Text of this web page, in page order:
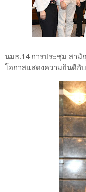
นมธ.14 การประชุม สามั
โอกาสแสดงความยินดีกับ